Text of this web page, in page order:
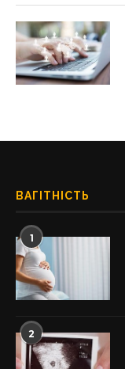
ВАГІТНІСТЬ
1
2